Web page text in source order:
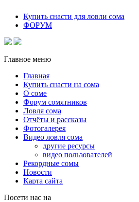
Купить снасти для ловли сома
ФОРУМ
Главное меню
Главная
Купить снасти на сома
О соме
Форум сомятников
Ловля сома
Отчёты и рассказы
Фотогалерея
Видео ловля сома
другие ресурсы
видео пользователей
Рекордные сомы
Новости
Карта сайта
Посети нас на